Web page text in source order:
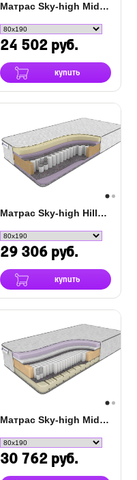
Матрас Sky-high Middle/Hard TFK
24 502 руб.
купить
Матрас Sky-high Hillest Middle/Soft TFK
29 306 руб.
купить
Матрас Sky-high Middle/Soft S-1000
30 762 руб.